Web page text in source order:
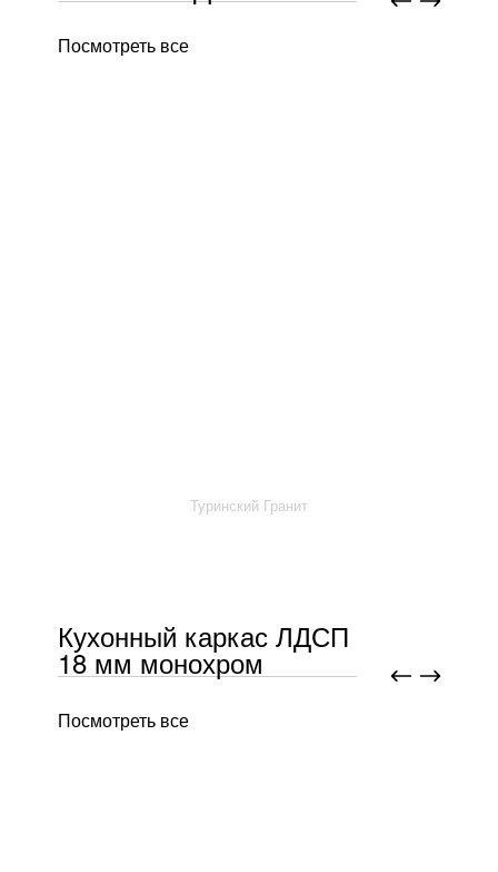
Посмотреть все
Туринский Гранит
Кухонный каркас ЛДСП
18 мм монохром
Посмотреть все